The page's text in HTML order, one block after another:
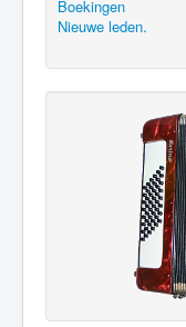
Boekingen
Nieuwe leden.